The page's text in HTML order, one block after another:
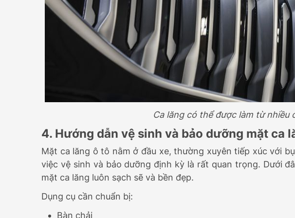
Ca lăng có thể được làm từ nhiều
4. Hướng dẫn vệ sinh và bảo dưỡng mặt ca
Mặt ca lăng ô tô nằm ở đầu xe, thường xuyên tiếp xúc với
việc vệ sinh và bảo dưỡng định kỳ là rất quan trọng. Dưới
mặt ca lăng luôn sạch sẽ và bền đẹp.
Dụng cụ cần chuẩn bị:
Bàn chải